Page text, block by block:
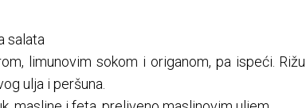
salata
limunovim sokom i origanom, pa ispeći. Rižu
ulja i peršuna.